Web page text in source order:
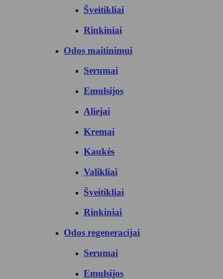
Šveitikliai
Rinkiniai
Odos maitinimui
Serumai
Emulsijos
Aliejai
Kremai
Kaukės
Valikliai
Šveitikliai
Rinkiniai
Odos regeneracijai
Serumai
Emulsijos